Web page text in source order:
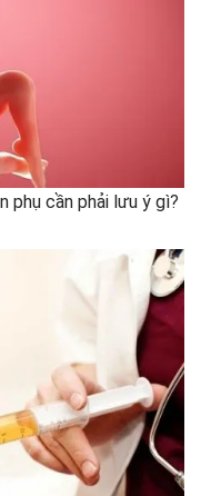
phụ cần phải lưu ý gì?